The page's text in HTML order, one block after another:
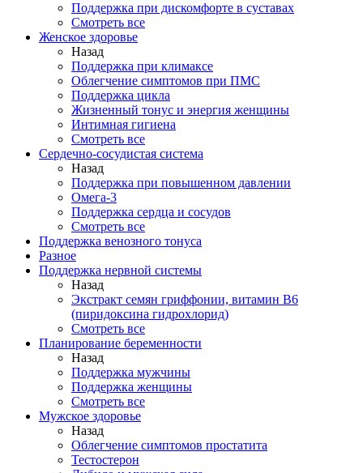
Поддержка при дискомфорте в суставах
Смотреть все
Женское здоровье
Назад
Поддержка при климаксе
Облегчение симптомов при ПМС
Поддержка цикла
Жизненный тонус и энергия женщины
Интимная гигиена
Смотреть все
Сердечно-сосудистая система
Назад
Поддержка при повышенном давлении
Омега-3
Поддержка сердца и сосудов
Смотреть все
Поддержка венозного тонуса
Разное
Поддержка нервной системы
Назад
Экстракт семян гриффонии, витамин В6
(пиридоксина гидрохлорид)
Смотреть все
Планирование беременности
Назад
Поддержка мужчины
Поддержка женщины
Смотреть все
Мужское здоровье
Назад
Облегчение симптомов простатита
Тестостерон